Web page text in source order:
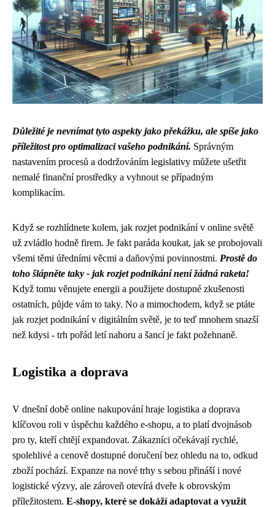
Důležité je nevnímat tyto aspekty jako překážku, ale spíše jako
příležitost pro optimalizaci vašeho podnikání. Správným
nastavením procesů a dodržováním legislativy můžete ušetřit
nemalé finanční prostředky a vyhnout se případným
komplikacím.
Když se rozhlídnete kolem, jak rozjet podnikánív online světě
už zvládlo hodně firem. Je fakt paráda koukat, jak se probojovali
všemi těmi úředními věcmi a daňovými povinnostmi. Prostě do
toho šlápněte taky - jak rozjet podnikání není žádná raketa!
Když tomu věnujete energii a použijete dostupné zkušenosti
ostatních, půjde vám to taky. No a mimochodem, když se ptáte
jak rozjet podnikání v digitálním světě, je to teď mnohem snazší
než kdysi - trh pořád letí nahoru a šancí je fakt požehnaně.
Logistika a doprava
V dnešní době online nakupování hraje logistika a doprava
klíčovou roli v úspěchu každého e-shopu, a to platí dvojnásob
pro ty, kteří chtějí expandovat. Zákazníci očekávají rychlé,
spolehlivé a cenově dostupné doručení bez ohledu na to, odkud
zboží pochází. Expanze na nové trhy s sebou přináší i nové
logistické výzvy, ale zároveň otevírá dveře k obrovským
příležitostem. E-shopy, které se dokáží adaptovat a využít